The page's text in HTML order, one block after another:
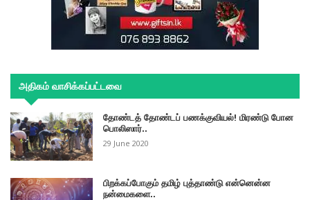
அதிகம் வாசிக்கப்பட்டவை
தோண்டத் தோண்டப் பணக்குவியல்! மிரண்டு போன
பொலிஸார்..
29 June 2020
பிறக்கப்போகும் தமிழ் புத்தாண்டு என்னென்ன
நன்மைகளை..